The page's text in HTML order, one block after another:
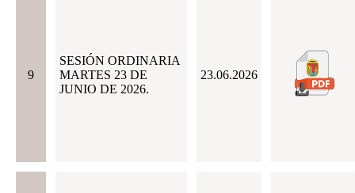
9
SESIÓN ORDINARIA
MARTES 23 DE
JUNIO DE 2026.
23.06.2026